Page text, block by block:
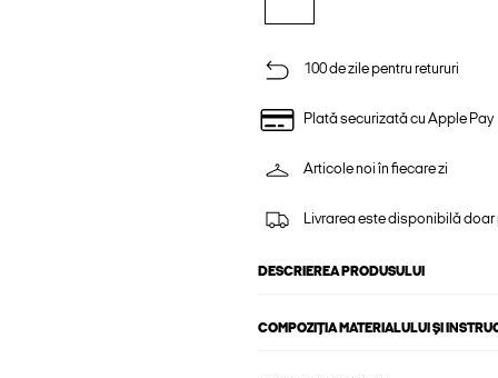
100 de zile pentru retururi
Plată securizată cu Apple Pay
Articole noi în fiecare zi
Livrarea este disponibilă
DESCRIEREA PRODUSULUI
COMPOZIȚIA MATERIALULUI ȘI